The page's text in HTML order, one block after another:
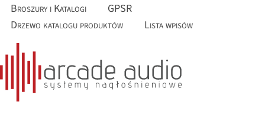
Broszury i Katalogi
GPSR
Drzewo katalogu produktów
Lista wpisów